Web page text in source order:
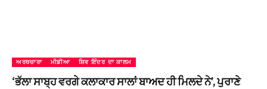
ਅਰਥਚਾਰਾ ਮੀਡੀਆ ਸ਼ਿਵ ਇੰਦਰ ਦਾ ਕਾਲਮ
‘ਭੱਲਾ ਸਾਬ੍ਹ ਵਰਗੇ ਕਲਾਕਾਰ ਸਾਲਾਂ ਬਾਅਦ ਹੀ ਮਿਲਦੇ ਨੇ’, ਪੁਰਾਣੇ